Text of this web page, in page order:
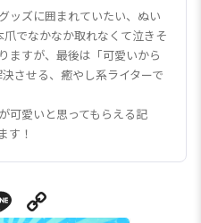
ッズに囲まれていたい、ぬい
爪でなかなか取れなくて泣きそ
ますが、最後は「可愛いから
させる、癒やし系ライターで
可愛いと思ってもらえる記
す！
Line